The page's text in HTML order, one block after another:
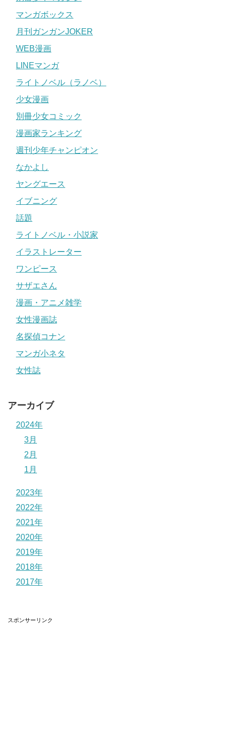
マンガボックス
月刊ガンガンJOKER
WEB漫画
LINEマンガ
ライトノベル（ラノベ）
少女漫画
別冊少女コミック
漫画家ランキング
週刊少年チャンピオン
なかよし
ヤングエース
イブニング
話題
ライトノベル・小説家
イラストレーター
ワンピース
サザエさん
漫画・アニメ雑学
女性漫画誌
名探偵コナン
マンガ小ネタ
女性誌
アーカイブ
2024年
3月
2月
1月
2023年
2022年
2021年
2020年
2019年
2018年
2017年
スポンサーリンク